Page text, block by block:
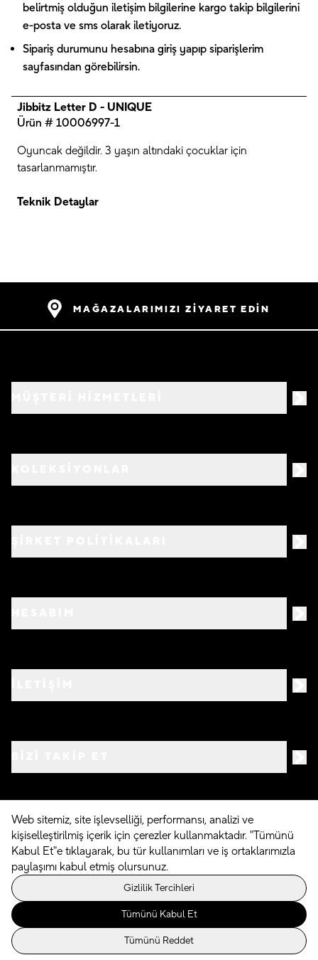
belirtmiş olduğun iletişim bilgilerine kargo takip bilgilerini
e-posta ve sms olarak iletiyoruz.
Sipariş durumunu hesabına giriş yapıp siparişlerim
sayfasından görebilirsin.
Jibbitz Letter D - UNIQUE
Ürün # 10006997-1
Oyuncak değildir. 3 yaşın altındaki çocuklar için
tasarlanmamıştır.
Teknik Detaylar
MAĞAZALARIMIZI ZİYARET EDİN
©2026 Crocs.com.tr • Tüm hakları saklıdır
Powered By
Web sitemiz, site işlevselliği, performansı, analizi ve
kişiselleştirilmiş içerik için çerezler kullanmaktadır. "Tümünü
Kabul Et"e tıklayarak, bu tür kullanımları ve iş ortaklarımızla
paylaşımı kabul etmiş olursunuz.
Gizlilik Tercihleri
Tümünü Kabul Et
Tümünü Reddet